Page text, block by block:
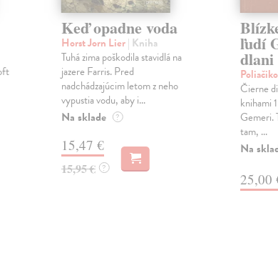
Keď opadne voda
Horst Jorn Lier| Kniha
Tuhá zima poškodila stavidlá na
jazere Farris. Pred
nadchádzajúcim letom z neho
vypustia vodu, aby i...
Na sklade ?
15,47 €
15,95 € ?
ľudí
dlani
Čierne
knihami
Gemeri.
tam, ...
Na
25,00